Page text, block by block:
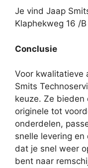
Je vind Jaap
Klaphekweg 16 /
Conclusie
Voor kwalitatieve
Smits
keuze. Ze
originele tot
onderdelen,
snelle levering
dat je snel weer
bent naar